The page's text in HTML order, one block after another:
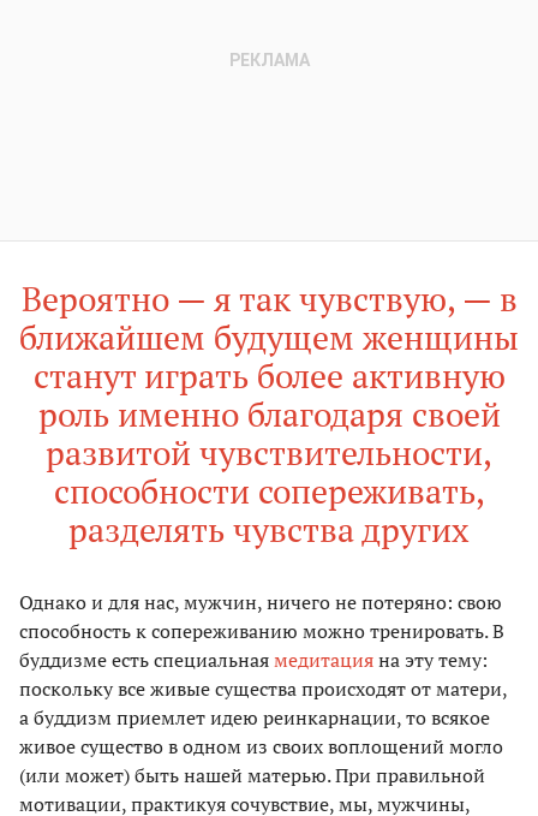
Вероятно — я так чувствую, — в
ближайшем будущем женщины
станут играть более активную
роль именно благодаря своей
развитой чувствительности,
способности сопереживать,
разделять чувства других
Однако и для нас, мужчин, ничего не потеряно: свою
способность к сопереживанию можно тренировать. В
буддизме есть специальнаямедитацияна эту тему:
поскольку все живые существа происходят от матери,
а буддизм приемлет идею реинкарнации, то всякое
живое существо в одном из своих воплощений могло
(или может) быть нашей матерью. При правильной
мотивации, практикуя сочувствие, мы, мужчины,